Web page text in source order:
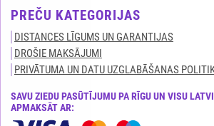
PREČU KATEGORIJAS
DISTANCES LĪGUMS UN GARANTIJAS
DROŠIE MAKSĀJUMI
PRIVĀTUMA UN DATU UZGLABĀŠANAS
SAVU ZIEDU PASŪTĪJUMU PA RĪGU UN VISU
APMAKSĀT AR: